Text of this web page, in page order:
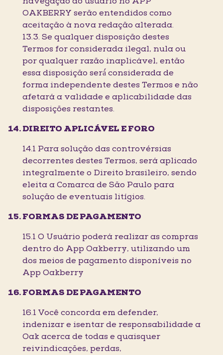
OAKBERRY serão entendidos como
aceitação à nova redação alterada.
13.3. Se qualquer disposição destes
Termos for considerada ilegal, nula ou
por qualquer razão inaplicável, então
essa disposição será́ considerada de
forma independente destes Termos e não
afetará a validade e aplicabilidade das
disposições restantes.
DIREITO APLICÁVEL E FORO
14.1 Para solução das controvérsias
decorrentes destes Termos, será aplicado
integralmente o Direito brasileiro, sendo
eleita a Comarca de São Paulo para
solução de eventuais litígios.
FORMAS DE PAGAMENTO
15.1 O Usuário poderá realizar as compras
dentro do App Oakberry, utilizando um
dos meios de pagamento disponíveis no
App Oakberry
FORMAS DE PAGAMENTO
16.1 Você concorda em defender,
indenizar e isentar de responsabilidade a
Oak acerca de todas e quaisquer
reivindicações, perdas,